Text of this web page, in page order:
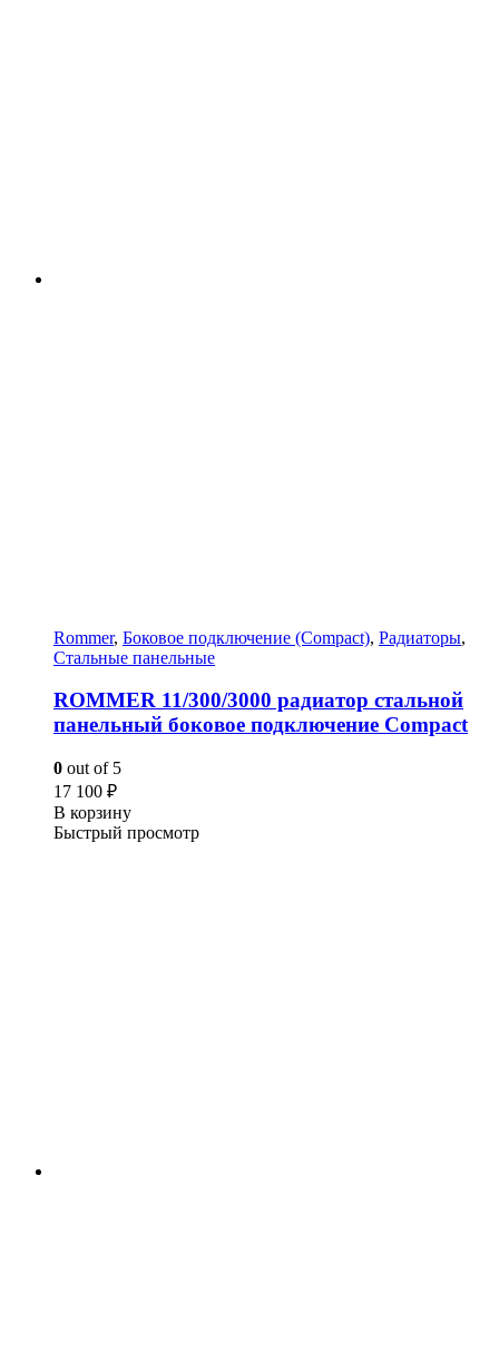
Rommer, Боковое подключение (Compact), Радиаторы,
Стальные панельные
ROMMER 11/300/3000 радиатор стальной
панельный боковое подключение Compact
0 out of 5
17 100 ₽
В корзину
Быстрый просмотр